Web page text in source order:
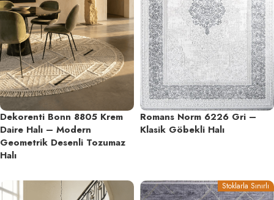
Dekorenti Bonn 8805 Krem
Daire Halı – Modern
Geometrik Desenli Tozumaz
Halı
Romans Norm 6226 Gri –
Klasik Göbekli Halı
Stoklarla Sınırlı